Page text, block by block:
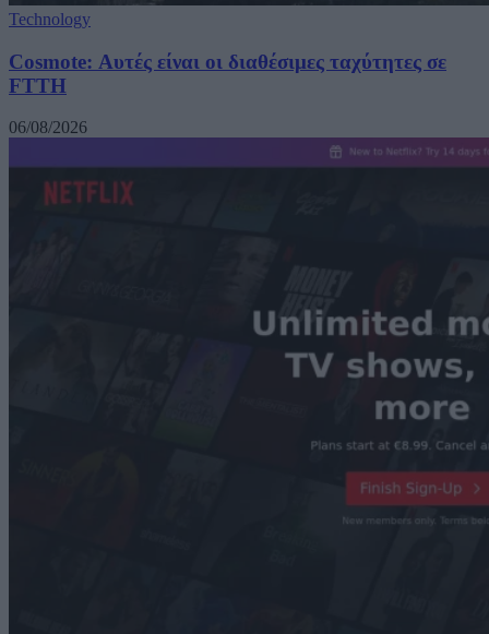
Technology
Cosmote: Αυτές είναι οι διαθέσιμες ταχύτητες σε
FTTH
06/08/2026